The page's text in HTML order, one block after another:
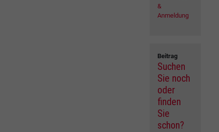
&
Anmeldung
Beitrag
Suchen
Sie noch
oder
finden
Sie
schon?